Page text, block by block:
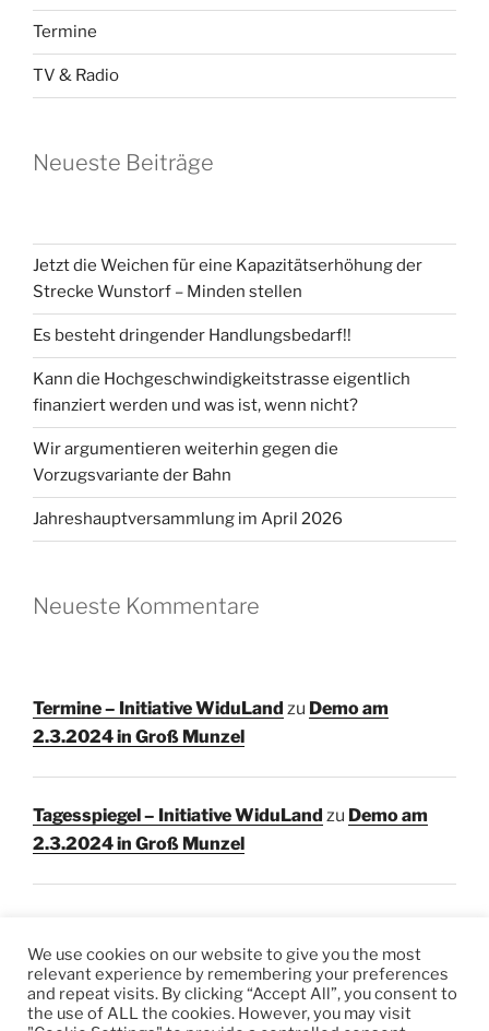
Termine
TV & Radio
Neueste Beiträge
Jetzt die Weichen für eine Kapazitätserhöhung der
Strecke Wunstorf – Minden stellen
Es besteht dringender Handlungsbedarf!!
Kann die Hochgeschwindigkeitstrasse eigentlich
finanziert werden und was ist, wenn nicht?
Wir argumentieren weiterhin gegen die
Vorzugsvariante der Bahn
Jahreshauptversammlung im April 2026
Neueste Kommentare
Termine – Initiative WiduLand zu Demo am
2.3.2024 in Groß Munzel
Tagesspiegel – Initiative WiduLand zu Demo am
2.3.2024 in Groß Munzel
FacebookInstagram
E-
We use cookies on our website to give you the most
relevant experience by remembering your preferences
and repeat visits. By clicking “Accept All”, you consent to
the use of ALL the cookies. However, you may visit